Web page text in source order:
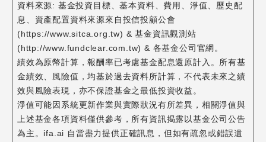
資料來源: 基金投資目標、基本資料、費用、淨值、歷史配
息、資產配置資料來源來自投信投顧公會
(https://www.sitca.org.tw) & 基金資訊觀測站
(http://www.fundclear.com.tw) & 各基金公司官網。
績效為原幣計算，報酬率已考慮基金配息還原計入。所有基
金績效、風險值，均基於過去資料所計算，不代表未來之績
效與風險表現，亦不保證基金之最低投資收益。
淨值可能因系統更新作業與實際狀況有所差異，相關淨值與
上述基金各項資料僅供參考，所有資訊揭露以基金公司公告
為主。ifa.ai 自當盡力提供正確訊息，但如有疏忽或錯誤遺